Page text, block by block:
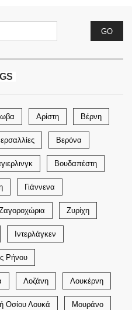
Αρίστη Βέρνη
Βερόνα
Βουδαπέστη
Γιάννενα
Ζυρίχη
Ιντερλάγκεν
Ρήνου
Λοζάνη Λουκέρνη
Οσίου Λουκά Μουράνο